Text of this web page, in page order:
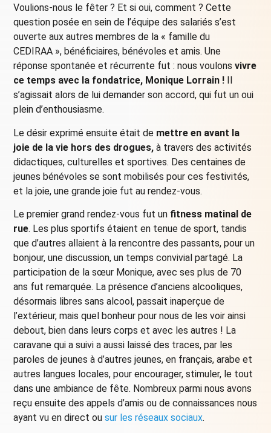
Voulions-nous le fêter ? Et si oui, comment ? Cette
question posée en sein de l’équipe des salariés s’est
ouverte aux autres membres de la « famille du
CEDIRAA », bénéficiaires, bénévoles et amis. Une
réponse spontanée et récurrente fut : nous voulons vivre
ce temps avec la fondatrice, Monique Lorrain !
s’agissait alors de lui demander son accord, qui fut un oui
plein d’enthousiasme.
Le désir exprimé ensuite était de mettre en avant la
joie de la vie hors des drogues, à travers des activités
didactiques, culturelles et sportives. Des centaines de
jeunes bénévoles se sont mobilisés pour ces festivités,
et la joie, une grande joie fut au rendez-vous.
Le premier grand rendez-vous fut un fitness matinal de
rue. Les plus sportifs étaient en tenue de sport, tandis
que d’autres allaient à la rencontre des passants, pour un
bonjour, une discussion, un temps convivial partagé. La
participation de la sœur Monique, avec ses plus de 70
ans fut remarquée. La présence d’anciens alcooliques,
désormais libres sans alcool, passait inaperçue de
l’extérieur, mais quel bonheur pour nous de les voir ainsi
debout, bien dans leurs corps et avec les autres ! La
caravane qui a suivi a aussi laissé des traces, par les
paroles de jeunes à d’autres jeunes, en français, arabe et
autres langues locales, pour encourager, stimuler, le tout
dans une ambiance de fête. Nombreux parmi nous avons
reçu ensuite des appels d’amis ou de connaissances nous
ayant vu en direct ousur les réseaux sociaux.